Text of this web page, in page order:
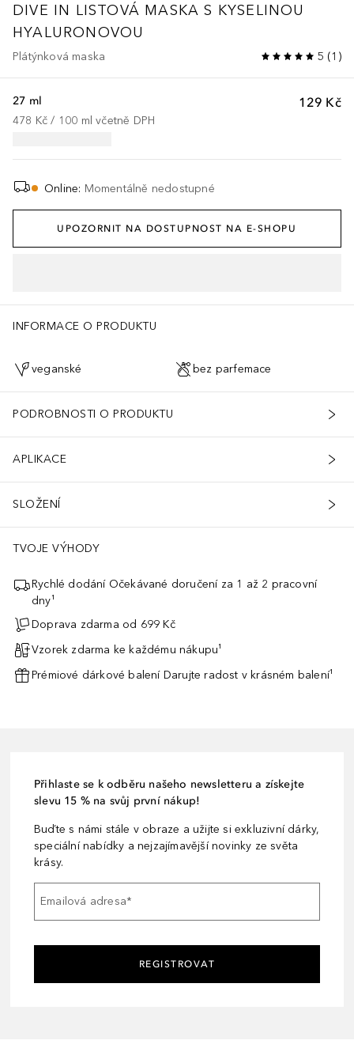
DIVE IN LISTOVÁ MASKA S KYSELINOU
HYALURONOVOU
Plátýnková maska 5 (1 )
129 Kč
27 ml
478 Kč / 100 ml včetně DPH
Online: Momentálně nedostupné
UPOZORNIT NA DOSTUPNOST NA E-SHOPU
INFORMACE O PRODUKTU
veganské bez parfemace
PODROBNOSTI O PRODUKTU
APLIKACE
SLOŽENÍ
TVOJE VÝHODY
Rychlé dodání Očekávané doručení za 1 až 2 pracovní
dny¹
Doprava zdarma od 699 Kč
Vzorek zdarma ke každému nákupu¹
Prémiové dárkové balení Darujte radost v krásném balení¹
Přihlaste se k odběru našeho newsletteru a získejte
slevu 15 % na svůj první nákup!
Buďte s námi stále v obraze a užijte si exkluzivní dárky,
speciální nabídky a nejzajímavější novinky ze světa
krásy.
Emailová adresa*
REGISTROVAT